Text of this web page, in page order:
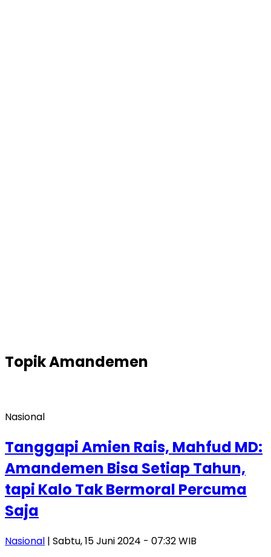
TopikAmandemen
Nasional
Tanggapi Amien Rais, Mahfud MD:
Amandemen Bisa Setiap Tahun,
tapi Kalo Tak Bermoral Percuma
Saja
Nasional | Sabtu, 15 Juni 2024 - 07:32 WIB